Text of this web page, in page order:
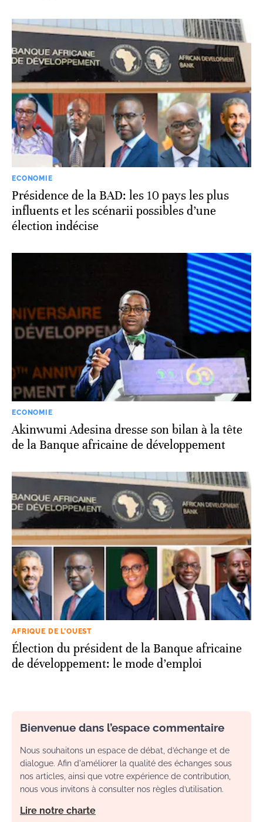
ECONOMIE
Présidence de la BAD: les 10 pays les plus
influents et les scénarii possibles d’une
élection indécise
ECONOMIE
Akinwumi Adesina dresse son bilan à la tête
de la Banque africaine de développement
AFRIQUE DE L’OUEST
Élection du président de la Banque africaine
de développement: le mode d’emploi
Bienvenue dans l’espace commentaire
Nous souhaitons un espace de débat, d’échange et de
dialogue. Afin d'améliorer la qualité des échanges sous
nos articles, ainsi que votre expérience de contribution,
nous vous invitons à consulter nos règles d’utilisation.
Lire notre charte